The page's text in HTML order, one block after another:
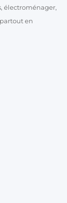
électroménager,
en